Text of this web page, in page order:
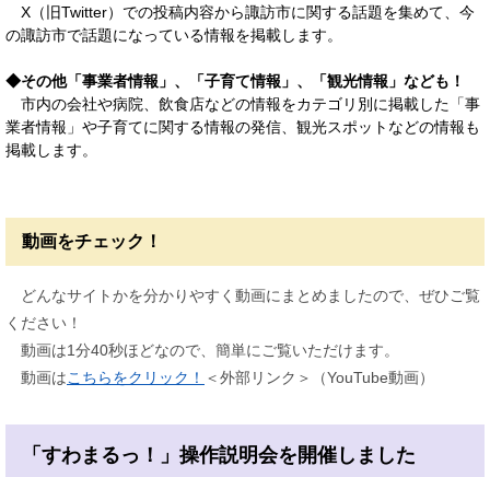
X（旧Twitter）での投稿内容から諏訪市に関する話題を集めて、今
の諏訪市で話題になっている情報を掲載します。
◆その他「事業者情報」、「子育て情報」、「観光情報」なども！
市内の会社や病院、飲食店などの情報をカテゴリ別に掲載した「事
業者情報」や子育てに関する情報の発信、観光スポットなどの情報も
掲載します。
動画をチェック！
どんなサイトかを分かりやすく動画にまとめましたので、ぜひご覧
ください！
動画は1分40秒ほどなので、簡単にご覧いただけます。
動画はこちらをクリック！ ＜外部リンク＞ （YouTube動画）
「すわまるっ！」操作説明会を開催しました